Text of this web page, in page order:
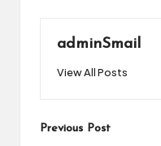
adminSmail
View All Posts
Post
Previous Post